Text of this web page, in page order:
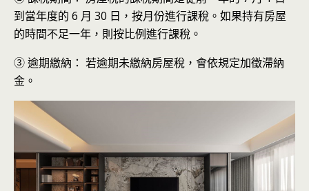
到當年度的 6 月 30 日，按月份進行課稅。如果持有房屋
的時間不足一年，則按比例進行課稅。
③ 逾期繳納： 若逾期未繳納房屋稅，會依規定加徵滯納
金。